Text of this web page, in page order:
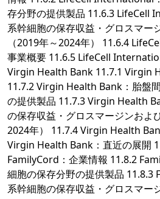
存分野の提供製品 11.6.3 LifeCell
系幹細胞の保存収益・グロスマー
（2019年～2024年） 11.6.4
事業概要 11.6.5 LifeCell
Virgin Health Bank 11.7.1 Virgin
11.7.2 Virgin Health Bank：胎盤
の提供製品 11.7.3 Virgin Health
の保存収益・グロスマージンおよ
2024年） 11.7.4 Virgin Health
Virgin Health Bank：直近の展開
FamilyCord：企業情報 11.8.2
細胞の保存分野の提供製品 11.8.3
系幹細胞の保存収益・グロスマー